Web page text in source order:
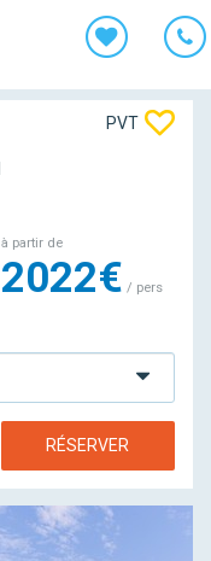
PVT
à partir de
2022€ / pers
RÉSERVER